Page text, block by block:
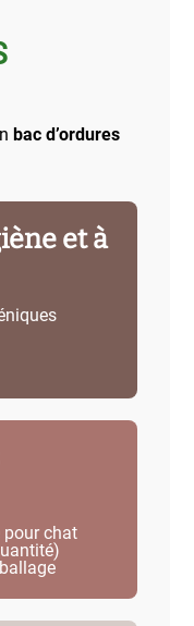
bac d’ordures
et à
pour chat